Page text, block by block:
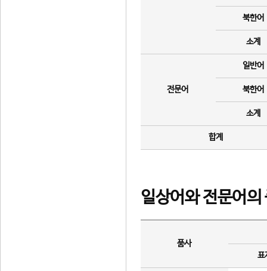
북한어
소계
전문어
일반어
북한어
소계
합계
일상어와 전문어의
품사
표